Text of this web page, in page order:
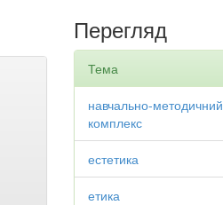
Перегляд
Тема
навчально-методичний
комплекс
естетика
етика